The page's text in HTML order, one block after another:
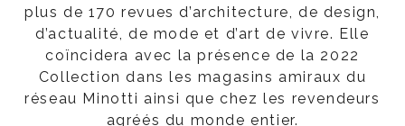
plus de 170 revues d’architecture, de design,
d’actualité, de mode et d’art de vivre. Elle
coïncidera avec la présence de la 2022
Collection dans les magasins amiraux du
réseau Minotti ainsi que chez les revendeurs
agréés du monde entier.